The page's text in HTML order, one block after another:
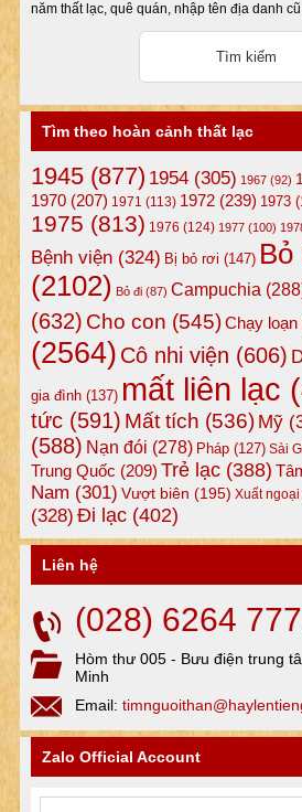
năm thất lạc, quê quán, nhập tên địa danh
Tìm theo hoàn cảnh thất lạc
1945(877) 1954(305) 1967(92)
1970(207) 1971 (113) 1972(239) 1973
1975 (813) 1976 (124) 1977(100)
Bệnh viện(324) Bị bỏ rơi (147) Bỏ
(2102) Bỏ đi(87) Campuchia
(632) Cho con (545)Chạy loạn
(2564) Cô nhi viện (606)
gia đình(137) mất liên lạc
tức(591) Mất tích (536) Mỹ
(588) Nạn đói (278) Pháp(127) Sài
Trung Quốc (209) Trẻ lạc(388)
Nam (301) Vượt biên (195) Xuất ngoại
(328) Đi lạc(402)
Liên hệ
(028) 6264
Hòm thư 005 - Bưu điện trung
Minh
Email:
Zalo Official Account